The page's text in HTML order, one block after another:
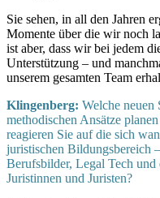
Sie sehen, in all den Jahren
Momente über die wir noch
ist aber, dass wir bei jedem
Unterstützung – und
unserem gesamten Team
Klingenberg: Welche neuen
methodischen Ansätze
reagieren Sie auf die sich
juristischen Bildungsbereich
Berufsbilder, Legal Tech
Juristinnen und Juristen?